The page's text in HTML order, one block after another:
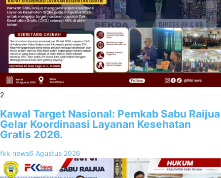
2
Kawal Target Nasional: Pemkab Sabu Raijua
Gelar Koordinaasi Layanan Kesehatan
Gratis 2026.
fkk news6 Agustus 2026